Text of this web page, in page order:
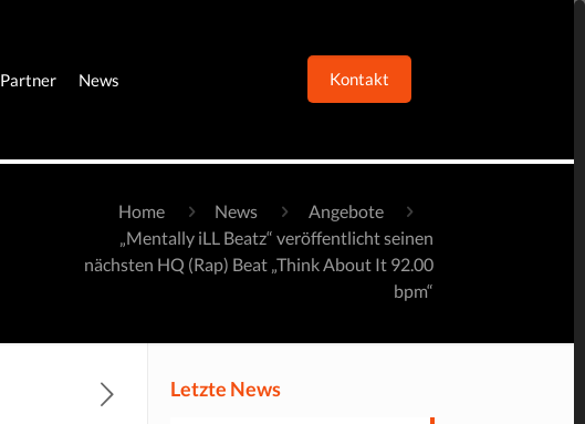
Partner News Kontakt
Home News
Angebote
„Mentally iLL Beatz“ veröffentlicht seinen
nächsten HQ (Rap) Beat „Think About It 92.00
bpm“
Letzte News